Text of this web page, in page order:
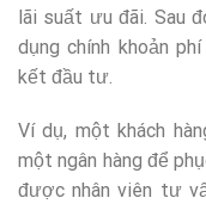
lãi suất ưu đãi. Sau
dụng chính khoản
kết đầu tư.
Ví dụ, một khách
một ngân hàng để
được nhân viên tư